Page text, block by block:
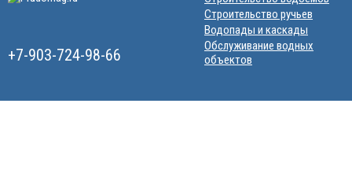
+7-903-724-98-66
Строительство ручьев
Водопады и каскады
Обслуживание водных
объектов